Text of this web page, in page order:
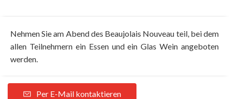
Nehmen Sie am Abend des Beaujolais Nouveau teil, bei dem
allen Teilnehmern ein Essen und ein Glas Wein angeboten
werden.
Per E-Mail kontaktieren